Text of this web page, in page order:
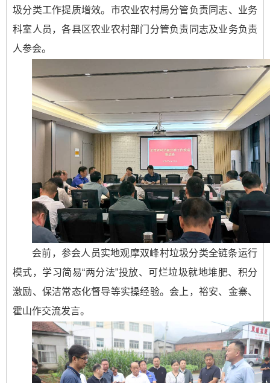
圾分类工作提质增效。市农业农村局分管负责同志、业务
科室人员，各县区农业农村部门分管负责同志及业务负责
人参会。
会前，参会人员实地观摩双峰村垃圾分类全链条运行
模式，学习简易“两分法”投放、可烂垃圾就地堆肥、积分
激励、保洁常态化督导等实操经验。会上，裕安、金寨、
霍山作交流发言。